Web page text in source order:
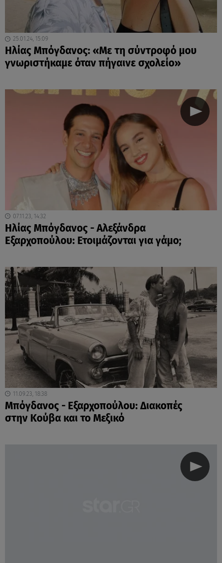
25.01.24, 15:09
Ηλίας Μπόγδανος: «Με τη σύντροφό μου
γνωριστήκαμε όταν πήγαινε σχολείο»
07.11.23, 14:32
Ηλίας Μπόγδανος - Αλεξάνδρα
Εξαρχοπούλου: Ετοιμάζονται για γάμο;
11.09.23, 18:38
Μπόγδανος - Εξαρχοπούλου: Διακοπές
στην Κούβα και το Μεξικό